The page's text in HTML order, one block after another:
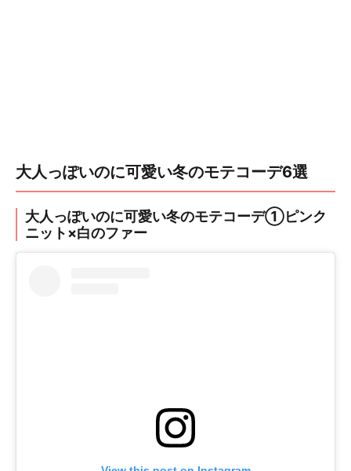
大人っぽいのに可愛い冬のモテコーデ6選
大人っぽいのに可愛い冬のモテコーデ①ピンク
ニット×白のファー